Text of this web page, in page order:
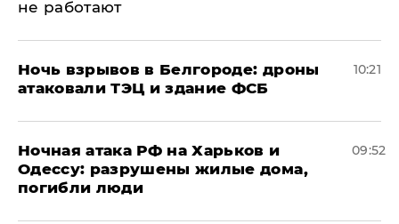
не работают
​Ночь взрывов в Белгороде: дроны
атаковали ТЭЦ и здание ФСБ
10:21
​Ночная атака РФ на Харьков и
Одессу: разрушены жилые дома,
погибли люди
09:52